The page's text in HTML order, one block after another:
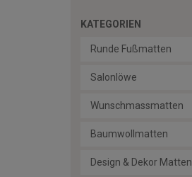
KATEGORIEN
Runde Fußmatten
Salonlöwe
Wunschmassmatten
Baumwollmatten
Design & Dekor Matten